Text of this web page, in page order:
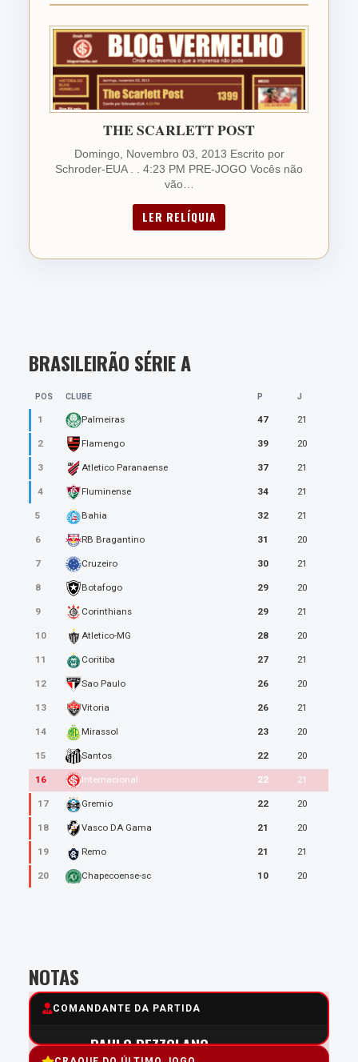
THE SCARLETT POST
Domingo, Novembro 03, 2013 Escrito por
Schroder-EUA . . 4:23 PM PRE-JOGO Vocês não
vão…
LER RELÍQUIA
BRASILEIRÃO SÉRIE A
POS CLUBE P J
1 Palmeiras 47 21
2 Flamengo 39 20
3 Atletico Paranaense 37 21
4 Fluminense 34 21
5 Bahia 32 21
6 RB Bragantino 31 20
7 Cruzeiro 30 21
8 Botafogo 29 20
9 Corinthians 29 21
10 Atletico-MG 28 20
11 Coritiba 27 21
12 Sao Paulo 26 20
13 Vitoria 26 21
14 Mirassol 23 20
15 Santos 22 20
16 Internacional 22 21
17 Gremio 22 20
18 Vasco DA Gama 21 20
19 Remo 21 21
20 Chapecoense-sc 10 20
NOTAS
COMANDANTE DA PARTIDA
PAULO PEZZOLANO